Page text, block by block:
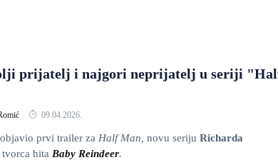
prijatelj i najgori neprijatelj u seriji
09.04.2026.
prvi trailer za Half Man, novu seriju Richarda
tvorca hita Baby Reindeer.